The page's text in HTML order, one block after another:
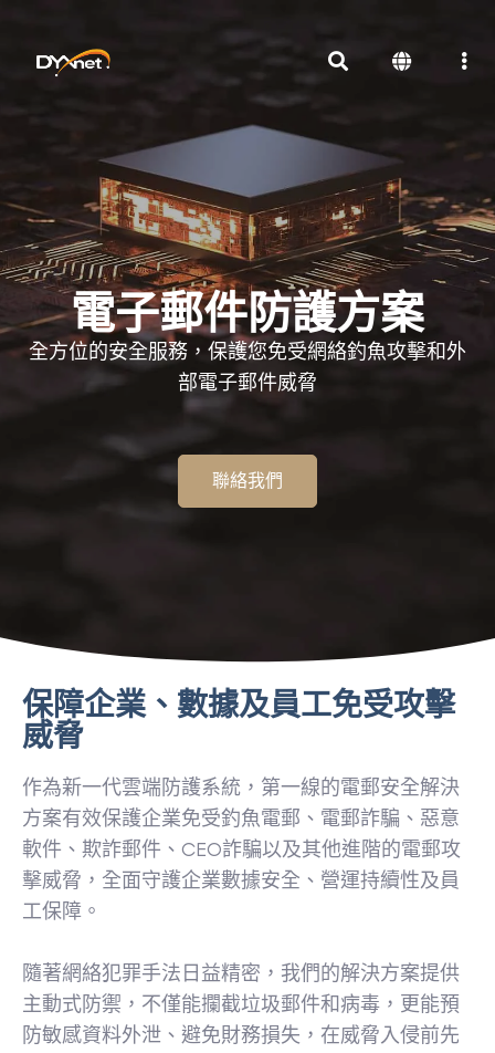
電子郵件防護方案
全方位的安全服務，保護您免受網絡釣魚攻擊和外
部電子郵件威脅
聯絡我們
保障企業、數據及員工免受攻擊
威脅
作為新一代雲端防護系統，第一線的電郵安全解決
方案有效保護企業免受釣魚電郵、電郵詐騙、惡意
軟件、欺詐郵件、CEO詐騙以及其他進階的電郵攻
擊威脅，全面守護企業數據安全、營運持續性及員
工保障。
隨著網絡犯罪手法日益精密，我們的解決方案提供
主動式防禦，不僅能攔截垃圾郵件和病毒，更能預
防敏感資料外泄、避免財務損失，在威脅入侵前先